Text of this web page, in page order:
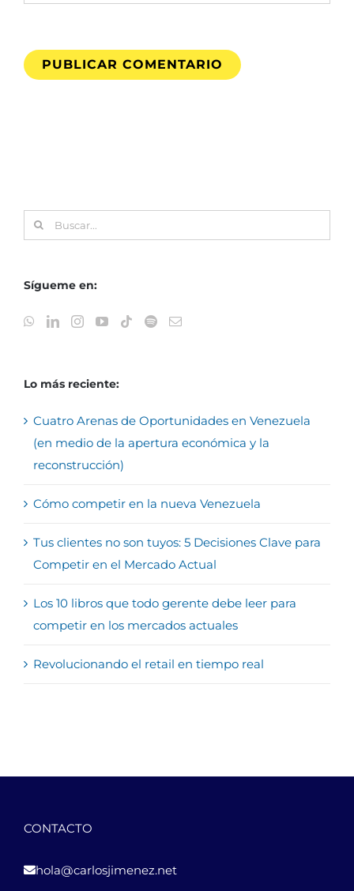
Buscar:
Sígueme en:
Lo más reciente:
Cuatro Arenas de Oportunidades en Venezuela
(en medio de la apertura económica y la
reconstrucción)
Cómo competir en la nueva Venezuela
Tus clientes no son tuyos: 5 Decisiones Clave para
Competir en el Mercado Actual
Los 10 libros que todo gerente debe leer para
competir en los mercados actuales
Revolucionando el retail en tiempo real
CONTACTO
hola@carlosjimenez.net